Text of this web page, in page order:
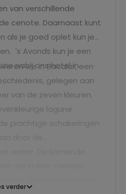
van verschillende
cenote. Daarnaast kunt
als je goed oplet kun je
's Avonds kun je een
nabij ons hotel in
we in Bacalar, een
gelegen aan
van de zeven kleuren.
lagune
prachtige schakeringen
verder